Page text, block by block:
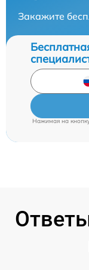
Закажите
Нажимая на